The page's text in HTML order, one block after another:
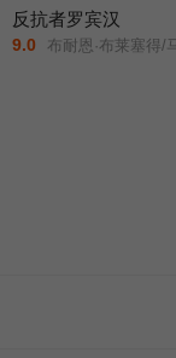
反抗者罗宾汉
9.0 布耐恩·布莱塞得/马丁·福特/克里斯蒂安·奈